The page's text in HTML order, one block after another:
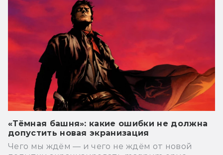
«Тёмная башня»: какие ошибки не должна
допустить новая экранизация
Чего мы ждём — и чего не ждём от новой